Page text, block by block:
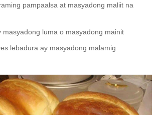
pampaalsa at masyadong maliit na
masyadong luma o masyadong mainit
lebadura ay masyadong malamig